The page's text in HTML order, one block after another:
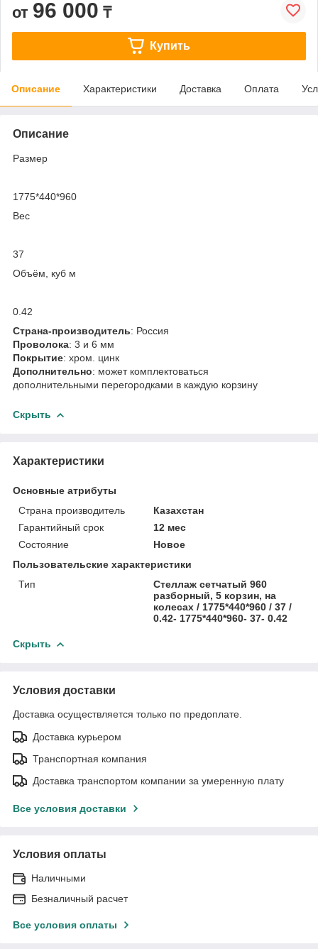
от 96 000 ₸
Купить
Описание Характеристики Доставка Оплата
Описание
Размер
1775*440*960
Вес
37
Объём, куб м
0.42
Страна-производитель: Россия
Проволока: 3 и 6 мм
Покрытие: хром. цинк
Дополнительно: может комплектоваться
дополнительными перегородками в каждую корзину
Скрыть
Характеристики
Основные атрибуты
Страна производитель
Казахстан
Гарантийный срок
12 мес
Состояние
Новое
Пользовательские характеристики
Тип
Стеллаж сетчатый 960
разборный, 5 корзин, на
колесах / 1775*440*960 / 37 /
0.42- 1775*440*960- 37- 0.42
Скрыть
Условия доставки
Доставка осуществляется только по предоплате.
Доставка курьером
Транспортная компания
Доставка транспортом компании за умеренную плату
Все условия доставки
Условия оплаты
Наличными
Безналичный расчет
Все условия оплаты